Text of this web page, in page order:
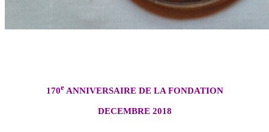
170eANNIVERSAIRE DE LA FONDATION
DECEMBRE 2018